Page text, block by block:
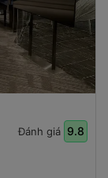
Đánh giá 9.8